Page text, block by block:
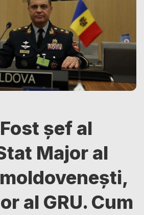
șef al
Major al
al GRU. Cum